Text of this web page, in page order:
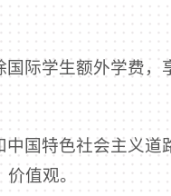
际学生额外学费，
中国特色社会主义
值观。